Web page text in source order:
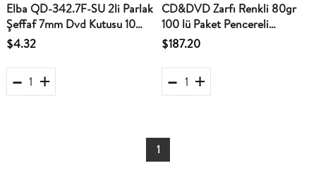
Elba QD-342.7F-SU 2li Parlak
Şeffaf 7mm Dvd Kutusu 10
Adet
$4.32
CD&DVD Zarfı Renkli 80gr
100 lü Paket Pencereli
(Kırmızı,Sarı,Yeşil,Mavi,Turuncu)
$187.20
1